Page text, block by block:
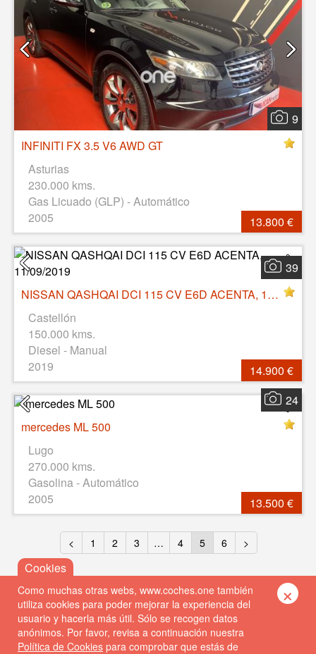
9
INFINITI FX 3.5 V6 AWD GT
Asturias
230.000 kms.
Gas Licuado (GLP) - Automático
2005
13.800 €
39
NISSAN QASHQAI DCI 115 CV E6D ACENTA, 11/09/2019
Castellón
150.000 kms.
Diesel - Manual
2019
14.900 €
24
mercedes ML 500
Lugo
270.000 kms.
Gasolina - Automático
2005
13.500 €
< 1 2 3 … 4 5 6 >
Como muchas otras webs, www.coches.one también
utiliza cookies para poder mejorar la experiencia del
usuario y hacerla más útil. Sólo se recogen datos
anónimos. Por favor, revisa a continuación nuestra
Política de Cookies para comprobar que estás de
×